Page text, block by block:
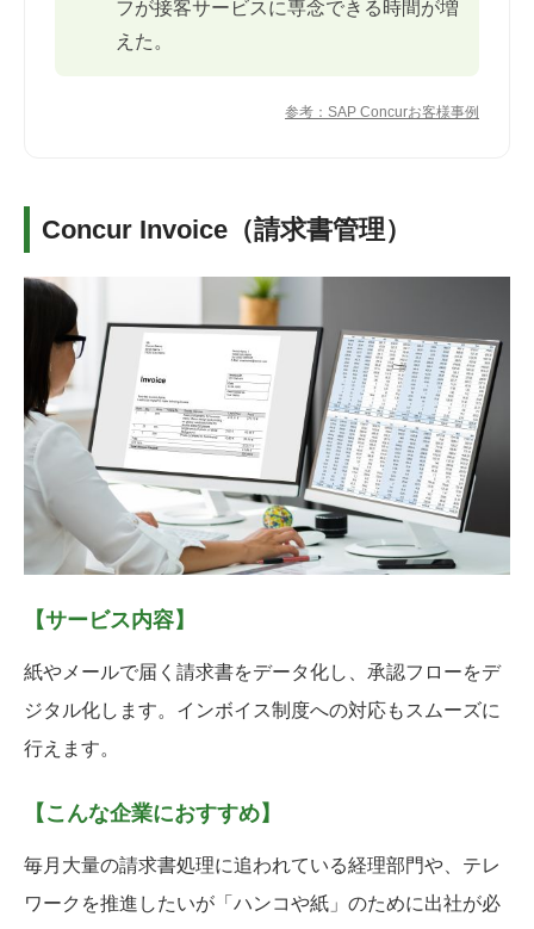
フが接客サービスに専念できる時間が増
えた。
参考：SAP Concurお客様事例
Concur Invoice（請求書管理）
【サービス内容】
紙やメールで届く請求書をデータ化し、承認フローをデ
ジタル化します。インボイス制度への対応もスムーズに
行えます。
【こんな企業におすすめ】
毎月大量の請求書処理に追われている経理部門や、テレ
ワークを推進したいが「ハンコや紙」のために出社が必